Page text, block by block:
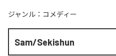
ジャンル： コメディー
Sam/Sekishun